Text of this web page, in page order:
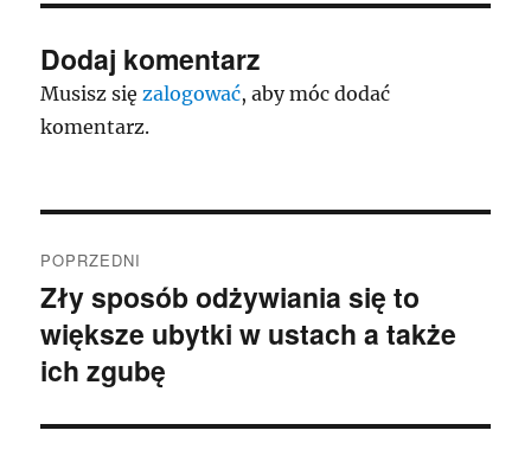
Dodaj komentarz
Musisz sięzalogować, aby móc dodać
komentarz.
wpisu
POPRZEDNI
Poprzedni
wpis:
Zły sposób odżywiania się to
większe ubytki w ustach a także
ich zgubę